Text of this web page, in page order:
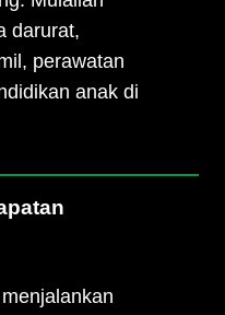
darurat,
perawatan
anak di